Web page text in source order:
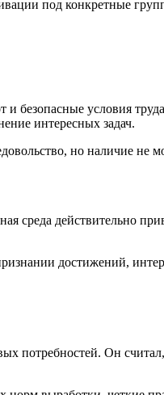
под конкретные
безопасные условия
интересных задач.
но наличие не
среда действительно
достижений,
потребностей. Он